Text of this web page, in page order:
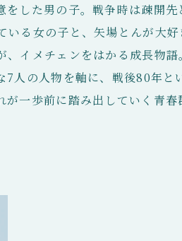
した男の子。戦争時は疎開
る女の子と、矢場とんが大
イメチェンをはかる成長物
人の人物を軸に、戦後80年
一歩前に踏み出していく青春